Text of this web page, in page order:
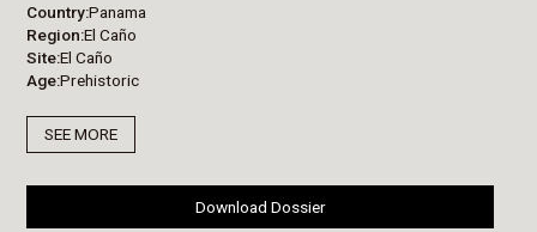
Country Panama
Region El Caño
Site El Caño
Age Prehistoric
SEE MORE
Download Dossier